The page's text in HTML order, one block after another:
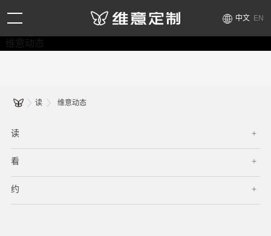
中文 EN
维意动态
读 维意动态
读
看
约